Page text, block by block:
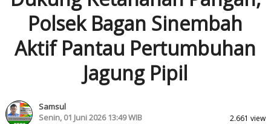
Polsek Bagan Sinembah
Aktif Pantau Pertumbuhan
Jagung Pipil
Samsul
Senin, 01 Juni 2026 13:49 WIB
2.661 view